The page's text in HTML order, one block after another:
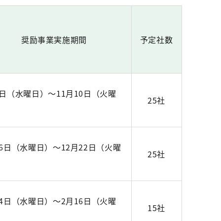
奨励事業実施期間 予定社数
（水曜日）～11月10日（火曜
25社
日（水曜日）～12月22日（火曜
25社
日（水曜日）～2月16日（火曜
15社